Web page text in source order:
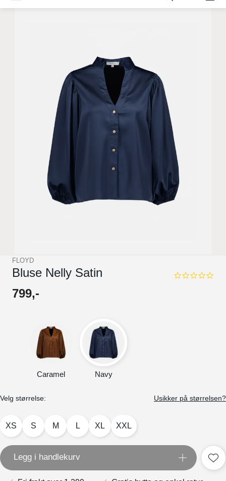
FLOYD
Bluse Nelly Satin
0.0
799,-
Caramel Navy
Velg størrelse: Usikker på størrelsen?
XS S M L XL XXL
Legg i handlekurv